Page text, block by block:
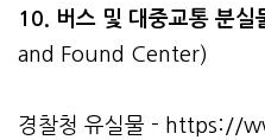
10. 버스 및 대중교통 분실
and Found Center)
경찰청 유실물 - https://